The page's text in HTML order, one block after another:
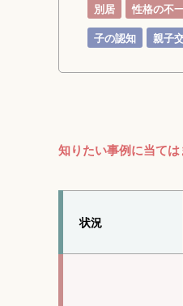
別居 性格の不
子の認知
親子
知りたい事例に当て
状況